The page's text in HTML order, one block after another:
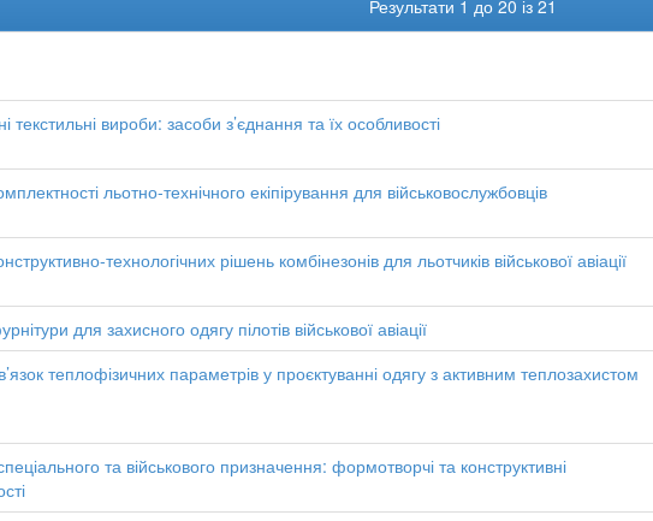
Результати 1 до 20 із 21
текстильні вироби: засоби з’єднання та їх особливості
льотно-технічного екіпірування для військовослужбовців
технологічних рішень комбінезонів для льотчиків військової авіації
для захисного одягу пілотів військової авіації
теплофізичних параметрів у проєктуванні одягу з активним теплозахистом
та військового призначення: формотворчі та конструктивні